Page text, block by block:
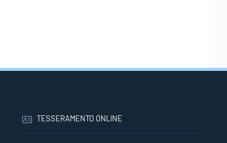
TESSERAMENTO ONLINE